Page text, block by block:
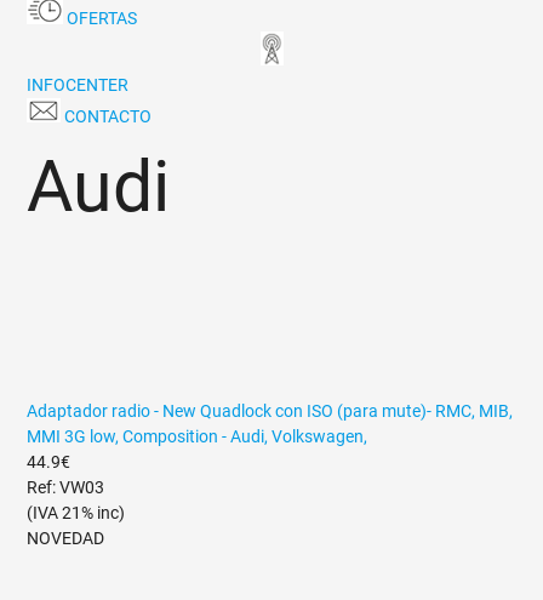
OFERTAS
INFOCENTER
CONTACTO
Audi
Adaptador radio - New Quadlock con ISO (para mute)- RMC, MIB,
MMI 3G low, Composition - Audi, Volkswagen,
44.9€
Ref: VW03
(IVA 21% inc)
NOVEDAD